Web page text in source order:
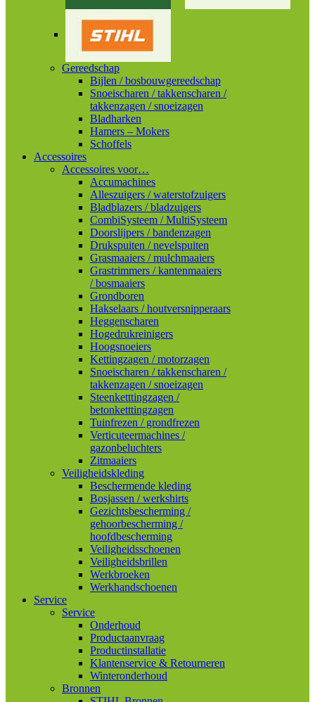
Gereedschap
Bijlen / bosbouwgereedschap
Snoeischaren / takkenscharen /
takkenzagen / snoeizagen
Bladharken
Hamers – Mokers
Schoffels
Accessoires
Accessoires voor…
Accumachines
Alleszuigers / waterstofzuigers
Bladblazers / bladzuigers
CombiSysteem / MultiSysteem
Doorslijpers / bandenzagen
Drukspuiten / nevelspuiten
Grasmaaiers / mulchmaaiers
Grastrimmers / kantenmaaiers
/ bosmaaiers
Grondboren
Hakselaars / houtversnipperaars
Heggenscharen
Hogedrukreinigers
Hoogsnoeiers
Kettingzagen / motorzagen
Snoeischaren / takkenscharen /
takkenzagen / snoeizagen
Steenketttingzagen /
betonketttingzagen
Tuinfrezen / grondfrezen
Verticuteermachines /
gazonbeluchters
Zitmaaiers
Veiligheidskleding
Beschermende kleding
Bosjassen / werkshirts
Gezichtsbescherming /
gehoorbescherming /
hoofdbescherming
Veiligheidsschoenen
Veiligheidsbrillen
Werkbroeken
Werkhandschoenen
Service
Service
Onderhoud
Productaanvraag
Productinstallatie
Klantenservice & Retourneren
Winteronderhoud
Bronnen